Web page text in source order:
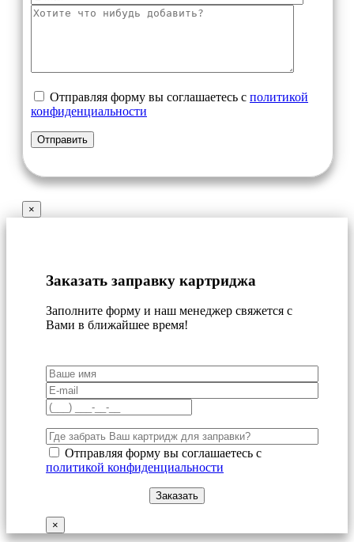
Отправляя форму вы соглашаетесь с политикой
конфиденциальности
×
Заказать заправку картриджа
Заполните форму и наш менеджер свяжется с
Вами в ближайшее время!
Отправляя форму вы соглашаетесь с
политикой конфиденциальности
×